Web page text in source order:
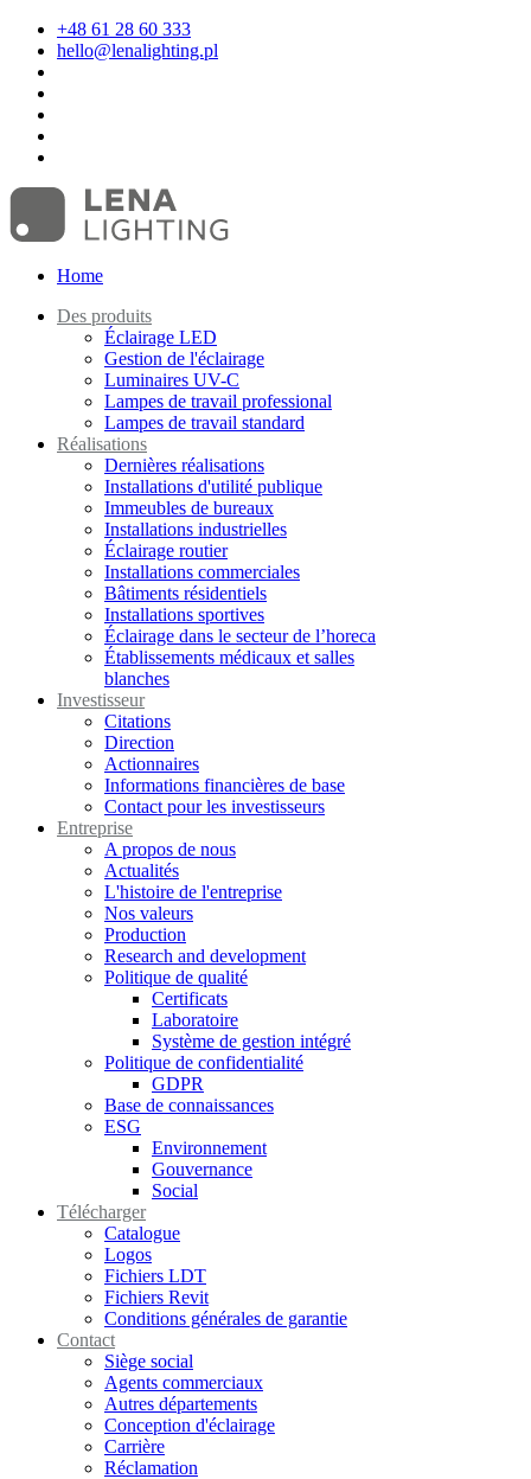
+48 61 28 60 333
hello@lenalighting.pl
Home
Des produits
Éclairage LED
Gestion de l'éclairage
Luminaires UV-C
Lampes de travail professional
Lampes de travail standard
Réalisations
Dernières réalisations
Installations d'utilité publique
Immeubles de bureaux
Installations industrielles
Éclairage routier
Installations commerciales
Bâtiments résidentiels
Installations sportives
Éclairage dans le secteur de l’horeca
Établissements médicaux et salles
blanches
Investisseur
Citations
Direction
Actionnaires
Informations financières de base
Contact pour les investisseurs
Entreprise
A propos de nous
Actualités
L'histoire de l'entreprise
Nos valeurs
Production
Research and development
Politique de qualité
Certificats
Laboratoire
Système de gestion intégré
Politique de confidentialité
GDPR
Base de connaissances
ESG
Environnement
Gouvernance
Social
Télécharger
Catalogue
Logos
Fichiers LDT
Fichiers Revit
Conditions générales de garantie
Contact
Siège social
Agents commerciaux
Autres départements
Conception d'éclairage
Carrière
Réclamation